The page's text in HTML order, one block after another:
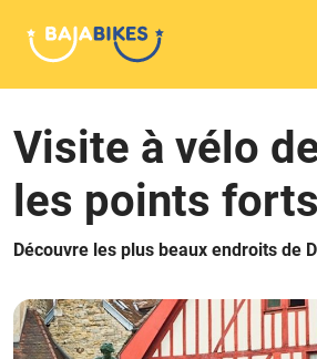
Visite à vélo
les points forts
Découvre les plus beaux endroits de